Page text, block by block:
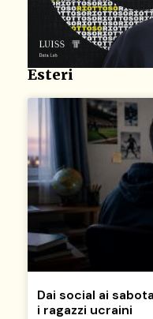
Esteri
Dai social ai
i ragazzi ucraini